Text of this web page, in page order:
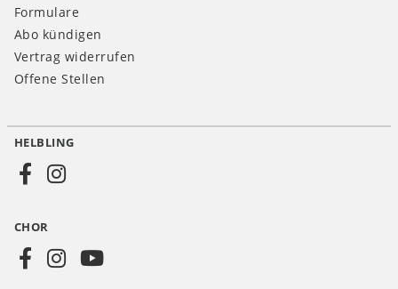
Formulare
Abo kündigen
Vertrag widerrufen
Offene Stellen
Social
CH
HELBLING
CHOR